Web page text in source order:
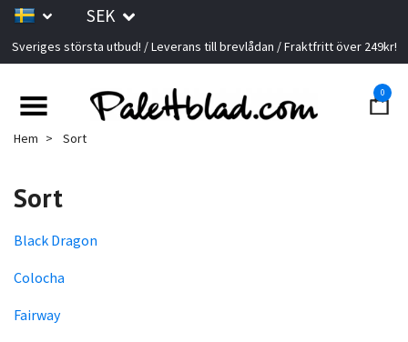
SEK
Sveriges största utbud! / Leverans till brevlådan / Fraktfritt över 249kr!
0
Hem Sort
Sort
Black Dragon
Colocha
Fairway